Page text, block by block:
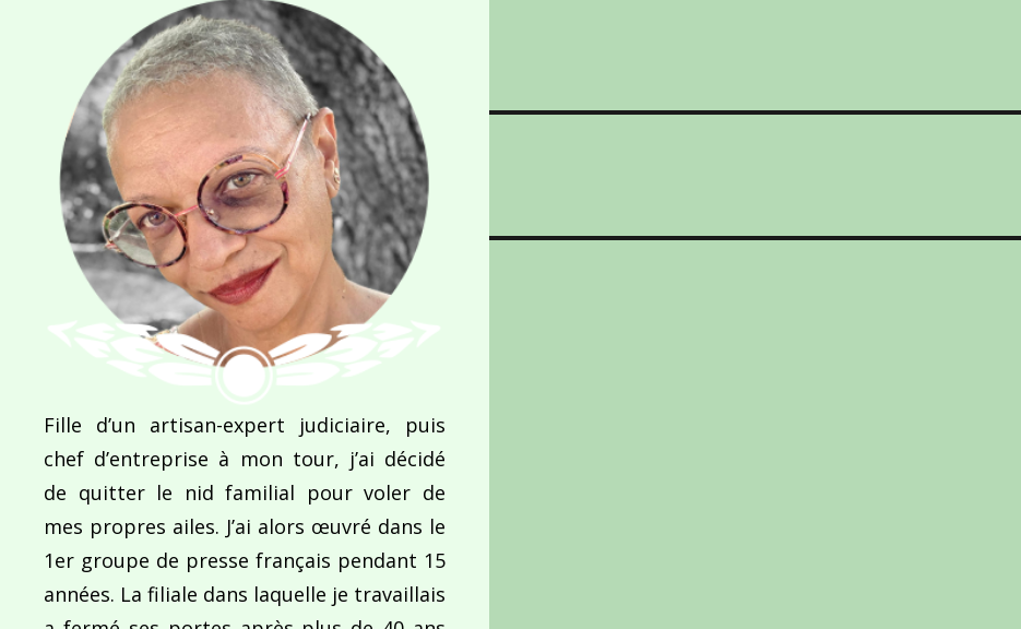
Navigation
l’article
PUBLIÉ DANS
Il était une fois un réalisateur… Denys Piningre…
Fille d’un artisan-expert judiciaire, puis
chef d’entreprise à mon tour, j’ai décidé
de quitter le nid familial pour voler de
mes propres ailes. J’ai alors œuvré dans le
1er groupe de presse français pendant 15
années. La filiale dans laquelle je travaillais